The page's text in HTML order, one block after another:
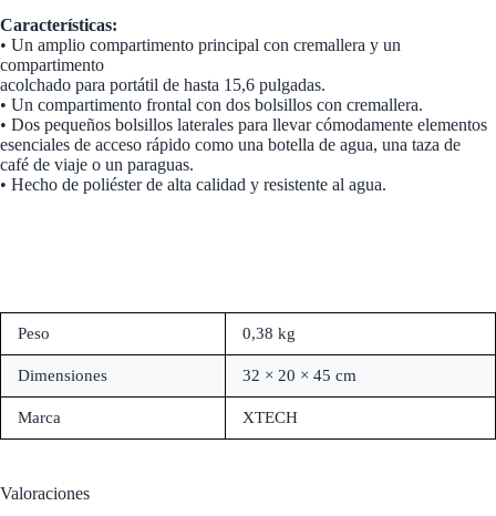
Características:
• Un amplio compartimento principal con cremallera y un
compartimento
acolchado para portátil de hasta 15,6 pulgadas.
• Un compartimento frontal con dos bolsillos con cremallera.
• Dos pequeños bolsillos laterales para llevar cómodamente elementos
esenciales de acceso rápido como una botella de agua, una taza de
café de viaje o un paraguas.
• Hecho de poliéster de alta calidad y resistente al agua.
Peso 0,38 kg
Dimensiones 32 × 20 × 45 cm
Marca XTECH
Valoraciones